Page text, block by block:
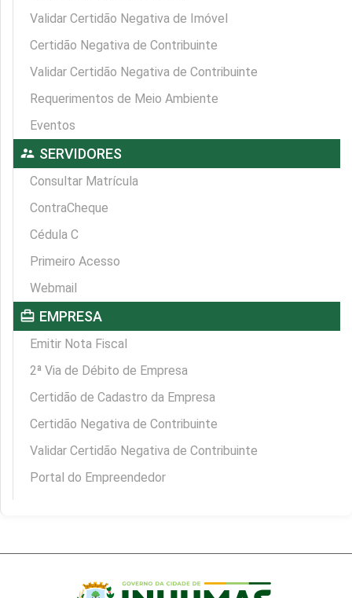
Validar Certidão Negativa de Imóvel
Certidão Negativa de Contribuinte
Validar Certidão Negativa de Contribuinte
Requerimentos de Meio Ambiente
Eventos
supervisor_account SERVIDORES
Consultar Matrícula
ContraCheque
Cédula C
Primeiro Acesso
Webmail
card_travel EMPRESA
Emitir Nota Fiscal
2ª Via de Débito de Empresa
Certidão de Cadastro da Empresa
Certidão Negativa de Contribuinte
Validar Certidão Negativa de Contribuinte
Portal do Empreendedor